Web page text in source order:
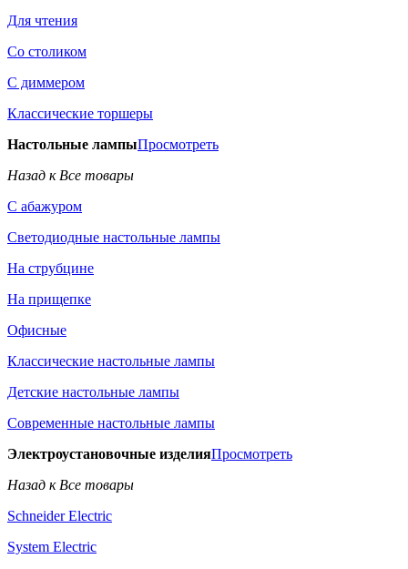
Для чтения
Со столиком
С диммером
Классические торшеры
Настольные лампыПросмотреть
Назад к Все товары
С абажуром
Светодиодные настольные лампы
На струбцине
На прищепке
Офисные
Классические настольные лампы
Детские настольные лампы
Современные настольные лампы
Электроустановочные изделияПросмотреть
Назад к Все товары
Schneider Electric
System Electric